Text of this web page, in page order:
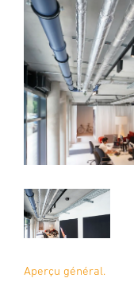
Aperçu général.